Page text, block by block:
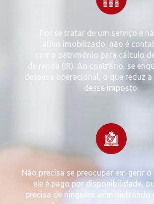
Por se tratar de um serviço e
ativo imobilizado, não é
como patrimônio para cálculo
de renda (IR). Ao contrário, se
despesa operacional, o que reduz
desse imposto.
Não precisa se preocupar em gerir
ele é pago por disponibilidade,
precisa de ninguém administrando